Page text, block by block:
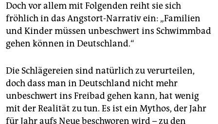
Doch vor allem mit Folgenden reiht sie sich
fröhlich in das Angstort-Narrativ ein: „Familien
und Kinder müssen unbeschwert ins Schwimmbad
gehen können in Deutschland.“
Die Schlägereien sind natürlich zu verurteilen,
doch dass man in Deutschland nicht mehr
unbeschwert ins Freibad gehen kann, hat wenig
mit der Realität zu tun. Es ist ein Mythos, der Jahr
für Jahr aufs Neue beschworen wird – zu den